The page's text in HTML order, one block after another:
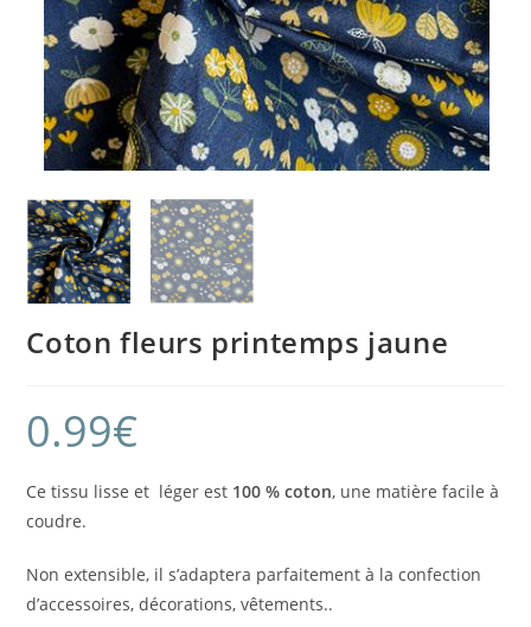
Coton fleurs printemps jaune
0.99€
Ce tissu lisse et léger est 100 % coton, une matière facile à
coudre.
Non extensible, il s’adaptera parfaitement à la confection
d’accessoires, décorations, vêtements..